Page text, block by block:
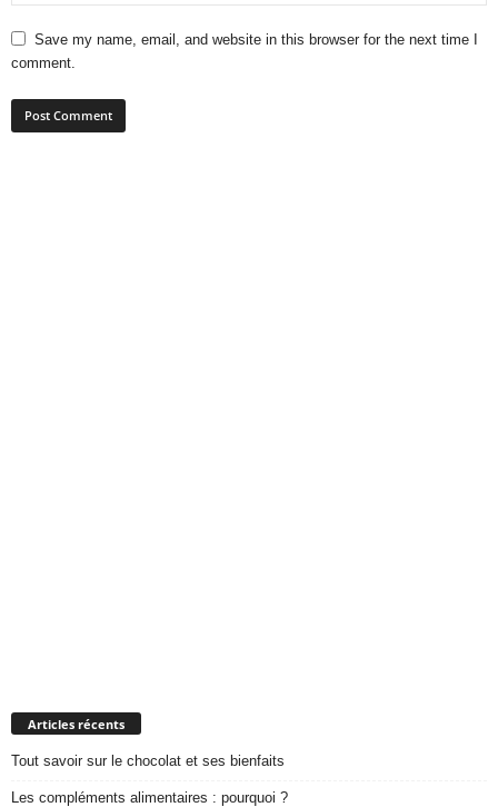
Save my name, email, and website in this browser for the next time I
comment.
Articles récents
Tout savoir sur le chocolat et ses bienfaits
Les compléments alimentaires : pourquoi ?